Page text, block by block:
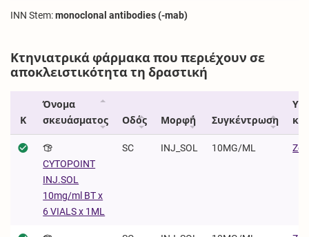
INN Stem:monoclonal antibodies (-mab)
Κτηνιατρικά φάρμακα που περιέχουν σε
αποκλειστικότητα τη δραστική
Κ
Όνομα
σκευάσματος
Οδός Μορφή Συγκέντρωση
CYTOPOINT
INJ.SOL
10mg/ml BT x
6 VIALS x 1ML
SC INJ_SOL 10MG/ML